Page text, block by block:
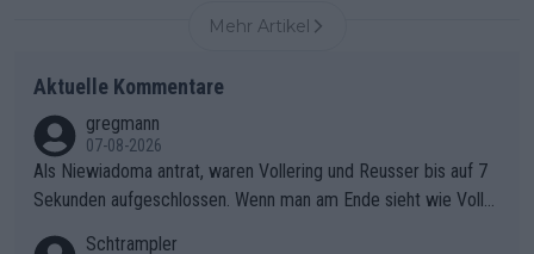
Mehr Artikel
Aktuelle Kommentare
gregmann
07-08-2026
Als Niewiadoma antrat, waren Vollering und Reusser bis auf 7
Sekunden aufgeschlossen. Wenn man am Ende sieht wie Voller
Schtrampler